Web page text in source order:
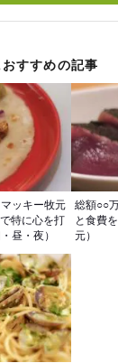
すすめの記事
ッキー牧元
特に心を打
昼・夜）
総額○○
と食費
元）